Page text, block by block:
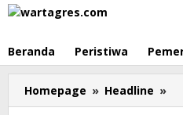
Skip
Beranda Peristiwa
Homepage » Headline »